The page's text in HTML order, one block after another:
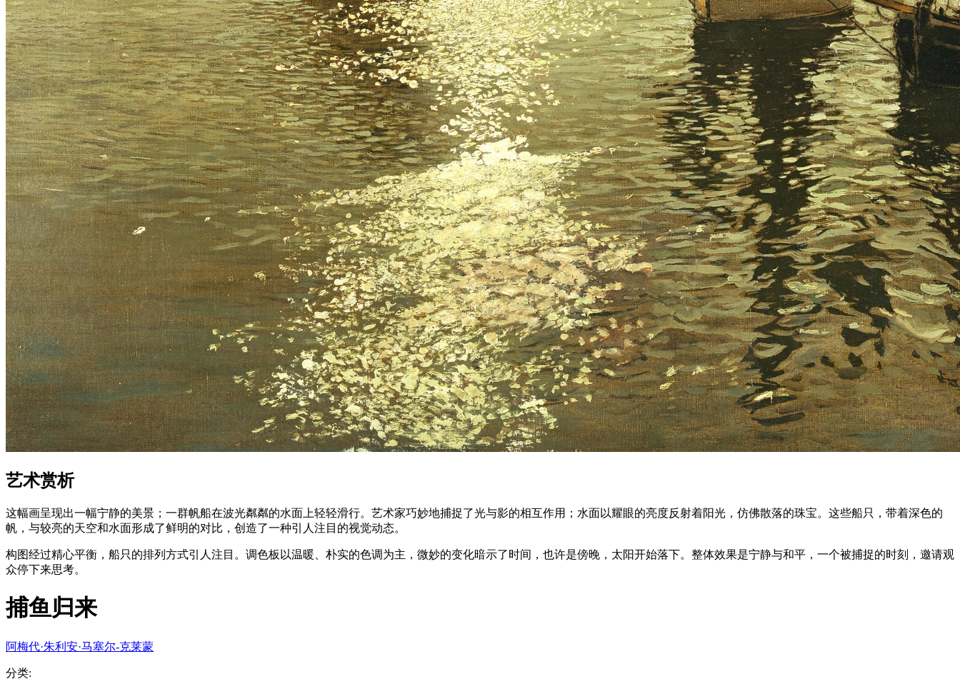
艺术赏析
这幅画呈现出一幅宁静的美景；一群帆船在波光粼粼的水面上轻轻滑行。艺术家巧妙地捕捉了光与影的相互作用；水面以耀眼的亮度反射着阳光，仿佛散落的珠宝。这些船只，带着深色的
帆，与较亮的天空和水面形成了鲜明的对比，创造了一种引人注目的视觉动态。
构图经过精心平衡，船只的排列方式引人注目。调色板以温暖、朴实的色调为主，微妙的变化暗示了时间，也许是傍晚，太阳开始落下。整体效果是宁静与和平，一个被捕捉的时刻，邀请观
众停下来思考。
捕鱼归来
阿梅代·朱利安·马塞尔-克莱蒙
分类: